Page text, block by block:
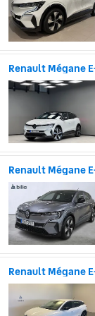
Renault Mégane
Renault Mégane
Renault Mégane